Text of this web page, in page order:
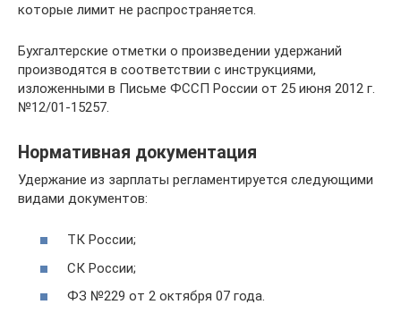
которые лимит не распространяется.
Бухгалтерские отметки о произведении удержаний
производятся в соответствии с инструкциями,
изложенными в Письме ФССП России от 25 июня 2012 г.
№12/01-15257.
Нормативная документация
Удержание из зарплаты регламентируется следующими
видами документов:
ТК России;
СК России;
ФЗ №229 от 2 октября 07 года.